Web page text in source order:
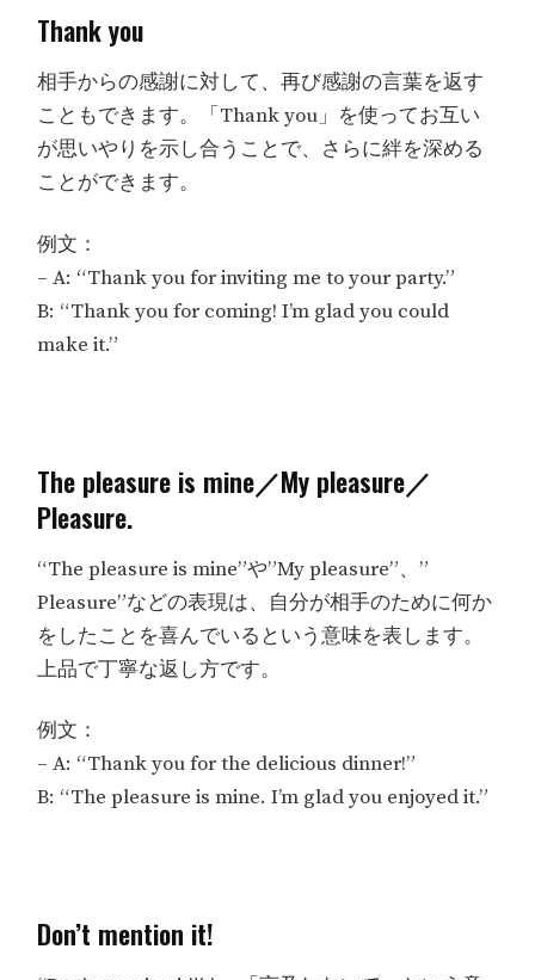
Thank you
相手からの感謝に対して、再び感謝の言葉を返す
こともできます。「Thank you」を使ってお互い
が思いやりを示し合うことで、さらに絆を深める
ことができます。
例文：
– A: “Thank you for inviting me to your party.”
B: “Thank you for coming! I’m glad you could
make it.”
The pleasure is mine／My pleasure／
Pleasure.
“The pleasure is mine”や”My pleasure”、”
Pleasure”などの表現は、自分が相手のために何か
をしたことを喜んでいるという意味を表します。
上品で丁寧な返し方です。
例文：
– A: “Thank you for the delicious dinner!”
B: “The pleasure is mine. I’m glad you enjoyed it.”
Don’t mention it!